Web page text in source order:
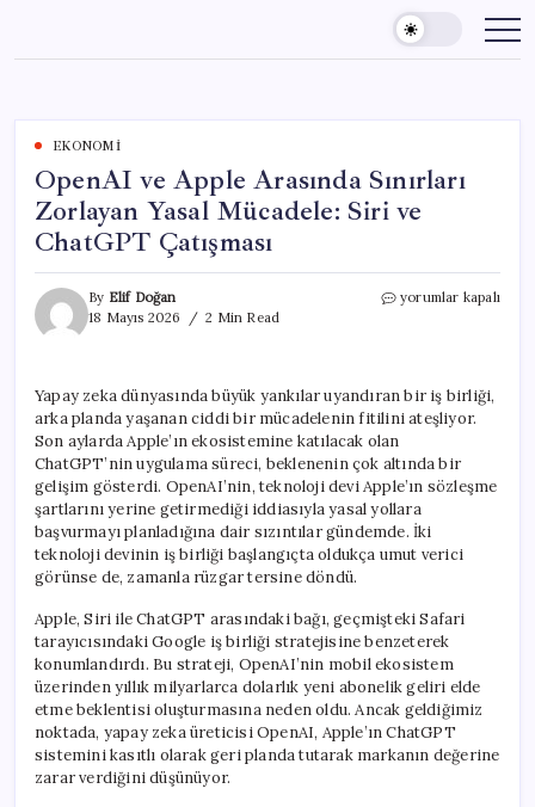
content
EKONOMI
OpenAI ve Apple Arasında Sınırları
Zorlayan Yasal Mücadele: Siri ve
ChatGPT Çatışması
By Elif Doğan
18 Mayıs 2026
2 Min Read
OpenAI
Zorlayan
Yasal
Siri
ve
Çatışması
için
yorumlar kapalı
Yapay zeka dünyasında büyük yankılar uyandıran bir iş birliği,
arka planda yaşanan ciddi bir mücadelenin fitilini ateşliyor.
Son aylarda Apple’ın ekosistemine katılacak olan
ChatGPT’nin uygulama süreci, beklenenin çok altında bir
gelişim gösterdi. OpenAI’nin, teknoloji devi Apple’ın sözleşme
şartlarını yerine getirmediği iddiasıyla yasal yollara
başvurmayı planladığına dair sızıntılar gündemde. İki
teknoloji devinin iş birliği başlangıçta oldukça umut verici
görünse de, zamanla rüzgar tersine döndü.
Apple, Siri ile ChatGPT arasındaki bağı, geçmişteki Safari
tarayıcısındaki Google iş birliği stratejisine benzeterek
konumlandırdı. Bu strateji, OpenAI’nin mobil ekosistem
üzerinden yıllık milyarlarca dolarlık yeni abonelik geliri elde
etme beklentisi oluşturmasına neden oldu. Ancak geldiğimiz
noktada, yapay zeka üreticisi OpenAI, Apple’ın ChatGPT
sistemini kasıtlı olarak geri planda tutarak markanın değerine
zarar verdiğini düşünüyor.